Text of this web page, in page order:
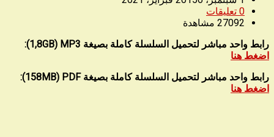
0 تعليقات
27092 مشاهدة
رابط واحد مباشر لتحميل السلسلة كاملة بصيغة 1,8GB) MP3):
اضغط هنا
رابط واحد مباشر لتحميل السلسلة كاملة بصيغة 158MB) PDF):
اضغط هنا